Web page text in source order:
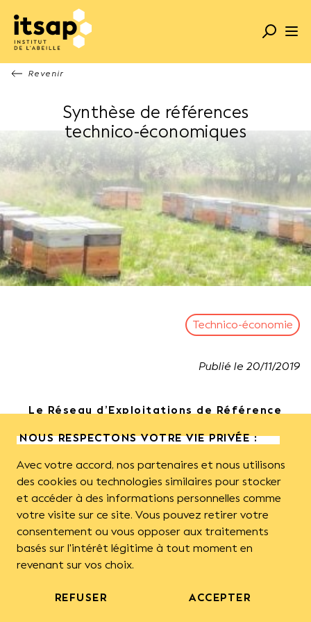
Revenir
Synthèse de références
technico-économiques
Publié le20/11/2019
Technico-économie
Le Réseau d’Exploitations de Référence
Son objectif est de mettre à disposition des
les exploitations apicoles professionnelles,
en illustrant leur diversité.
Coordonné par l’ITSAP, il s’appuie sur les Associations
régionales de Développement de l’Apiculture (ADA) et
sur le Groupement des Producteurs de Gelée Royale
des apiculteurs professionnels, dont les exploitations
NOUS RESPECTONS VOTRE VIE PRIVÉE :
Avec votre accord, nos partenaires et nous utilisons
des cookies ou technologies similaires pour stocker
et accéder à des informations personnelles comme
votre visite sur ce site. Vous pouvez retirer votre
consentement ou vous opposer aux traitements
basés sur l'intérêt légitime à tout moment en
revenant sur vos choix.
REFUSER ACCEPTER